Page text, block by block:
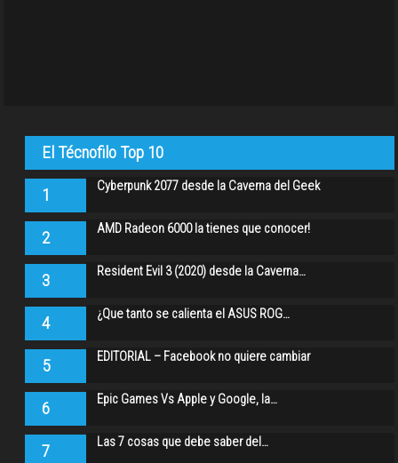
El Técnofilo Top 10
1 Cyberpunk 2077 desde la Caverna del Geek
2 AMD Radeon 6000 la tienes que conocer!
3 Resident Evil 3 (2020) desde la Caverna…
4 ¿Que tanto se calienta el ASUS ROG…
5 EDITORIAL – Facebook no quiere cambiar
6 Epic Games Vs Apple y Google, la…
7 Las 7 cosas que debe saber del…